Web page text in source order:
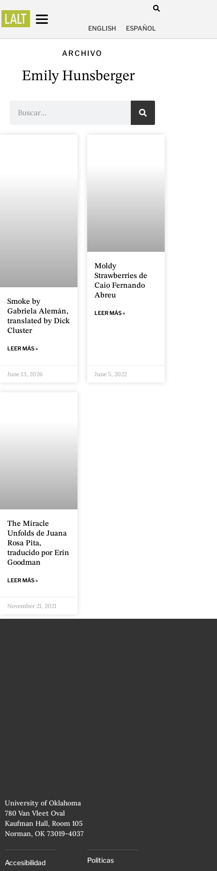
ENGLISH ESPAÑOL
ARCHIVO
Emily Hunsberger
Smoke by
Gabriela Alemán,
translated by Dick
Cluster
LEER MÁS »
June 13, 2026
Moldy
Strawberries de
Caio Fernando
Abreu
LEER MÁS »
June 5, 2022
The Miracle
Unfolds de Juana
Rosa Pita,
traducido por Erin
Goodman
LEER MÁS »
November 21, 2021
University of Oklahoma
780 Van Vleet Oval
Kaufman Hall, Room 105
Norman, OK 73019-4037
Accesibilidad Políticas